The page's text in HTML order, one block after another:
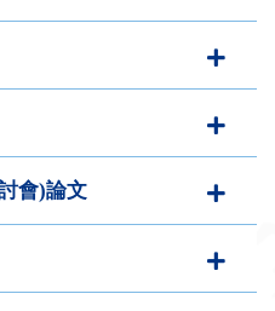
(研討會)論文